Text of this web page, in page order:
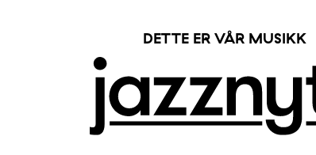
DETTE ER VÅR MUSIKK